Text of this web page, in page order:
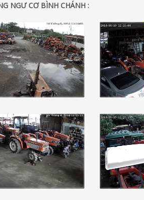
NGƯ CƠ BÌNH CHÁNH :